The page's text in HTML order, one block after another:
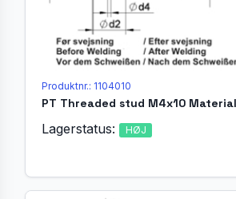
Produktnr.: 1104010
Lagerstatus: HØJ